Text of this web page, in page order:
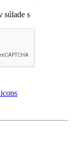
súlade s